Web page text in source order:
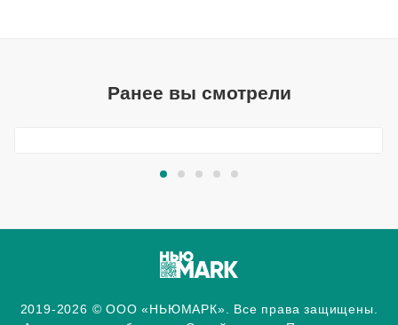
Ранее вы смотрели
2019-2026 © ООО «НЬЮМАРК». Все права защищены.